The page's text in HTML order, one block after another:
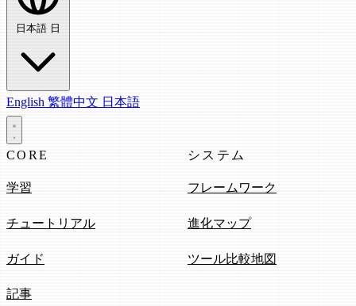
日本語 日
English 繁體中文 日本語
CORE
学習
チュートリアル
ガイド
記事
システム
フレームワーク
進化マップ
ツール比較地図